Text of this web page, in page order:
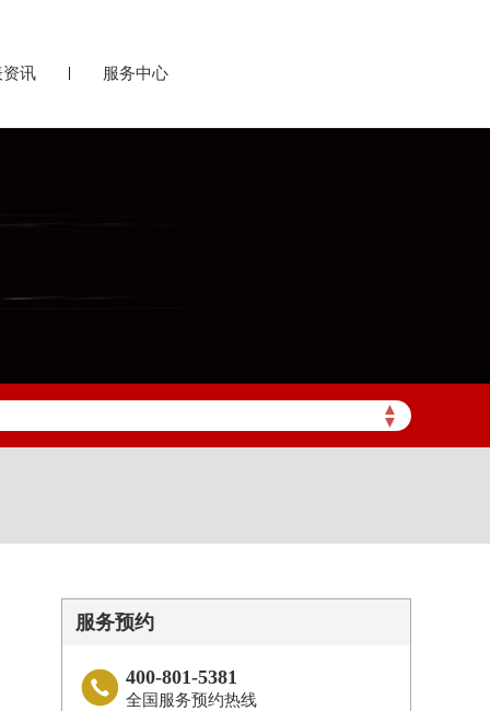
资讯 服务中心
▲
▼
服务预约
 400-801-5381
全国服务预约热线